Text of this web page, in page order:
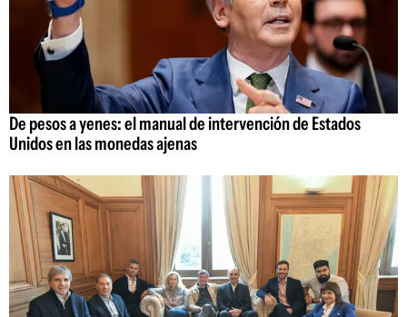
De pesos a yenes: el manual de intervención de Estados
Unidos en las monedas ajenas